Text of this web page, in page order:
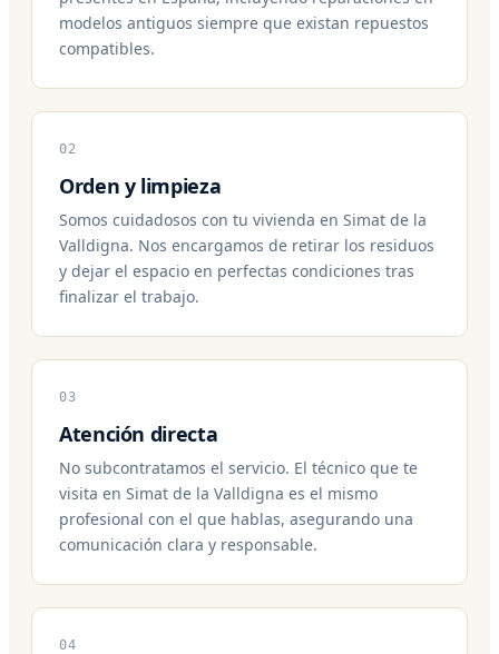
modelos antiguos siempre que existan repuestos
compatibles.
02
Orden y limpieza
Somos cuidadosos con tu vivienda en Simat de la
Valldigna. Nos encargamos de retirar los residuos
y dejar el espacio en perfectas condiciones tras
finalizar el trabajo.
03
Atención directa
No subcontratamos el servicio. El técnico que te
visita en Simat de la Valldigna es el mismo
profesional con el que hablas, asegurando una
comunicación clara y responsable.
04